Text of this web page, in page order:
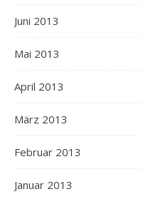
Juni 2013
Mai 2013
April 2013
März 2013
Februar 2013
Januar 2013